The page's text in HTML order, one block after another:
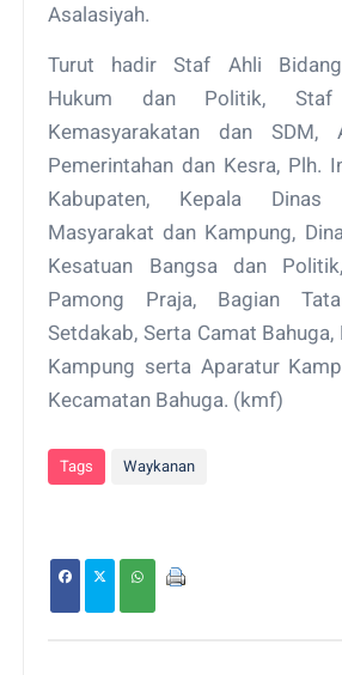
Asalasiyah.
Turut hadir Staf Ahli Bidang
Hukum dan Politik,
Kemasyarakatan dan SDM,
Pemerintahan dan Kesra, Plh.
Kabupaten, Kepala Dinas
Masyarakat dan Kampung,
Kesatuan Bangsa dan
Pamong Praja, Bagian
Setdakab, Serta Camat
Kampung serta Aparatur
Kecamatan Bahuga. (kmf)
Tags Waykanan